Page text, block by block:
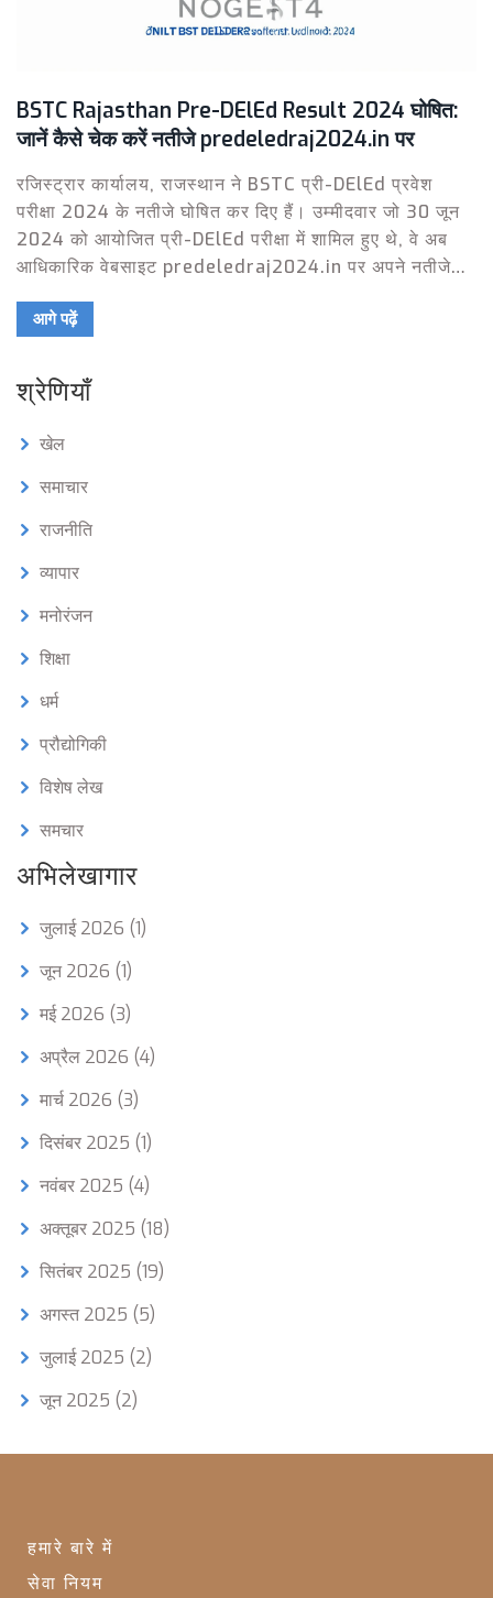
BSTC Rajasthan Pre-DElEd Result 2024 घोषित:
जानें कैसे चेक करें नतीजे predeledraj2024.in पर
रजिस्ट्रार कार्यालय, राजस्थान ने BSTC प्री-DElEd प्रवेश
परीक्षा 2024 के नतीजे घोषित कर दिए हैं। उम्मीदवार जो 30 जून
2024 को आयोजित प्री-DElEd परीक्षा में शामिल हुए थे, वे अब
आधिकारिक वेबसाइट predeledraj2024.in पर अपने नतीजे
जारी करते हुए परिणाम तैयार किए गए।
आगे पढ़ें
श्रेणियाँ
खेल
समाचार
राजनीति
व्यापार
मनोरंजन
शिक्षा
धर्म
प्रौद्योगिकी
विशेष लेख
समचार
अभिलेखागार
जुलाई 2026 (1)
जून 2026 (1)
मई 2026 (3)
अप्रैल 2026 (4)
मार्च 2026 (3)
दिसंबर 2025 (1)
नवंबर 2025 (4)
अक्तूबर 2025 (18)
सितंबर 2025 (19)
अगस्त 2025 (5)
जुलाई 2025 (2)
जून 2025 (2)
हमारे बारे में
सेवा नियम